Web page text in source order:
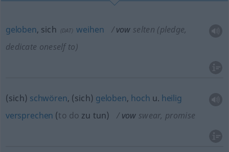
geloben, sich (DAT) weihen vow selten (pledge,
dedicate oneself to)
(sich) schwören, (sich) geloben, hoch u. heilig
versprechen (to do zu tun) vow swear, promise